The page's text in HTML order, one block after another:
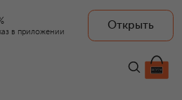
в приложении
Открыть
FIRE+ICE